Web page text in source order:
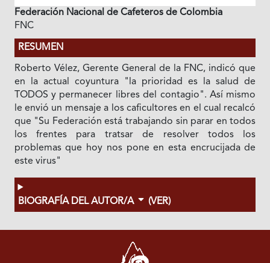
Federación Nacional de Cafeteros de Colombia
FNC
RESUMEN
Roberto Vélez, Gerente General de la FNC, indicó que
en la actual coyuntura "la prioridad es la salud de
TODOS y permanecer libres del contagio". Así mismo
le envió un mensaje a los caficultores en el cual recalcó
que "Su Federación está trabajando sin parar en todos
los frentes para tratsar de resolver todos los
problemas que hoy nos pone en esta encrucijada de
este virus"
BIOGRAFÍA DEL AUTOR/A (VER)